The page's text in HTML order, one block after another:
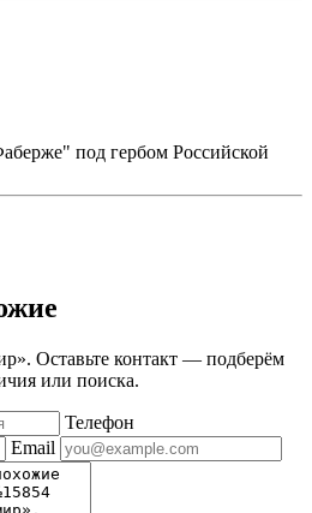
под гербом Российской
Оставьте контакт — подберём
или поиска.
Телефон
Email